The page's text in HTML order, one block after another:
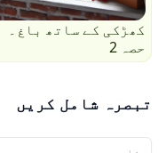
کھڑکی کے ساتھ باغ۔
حصہ 2
تبصرہ شامل کریں
آپ کا نام